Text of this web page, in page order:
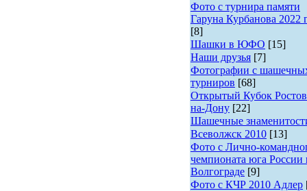
Фото с турнира памяти
Гаруна Курбанова 2022
[8]
Шашки в ЮФО [15]
Наши друзья [7]
Фотографии с
турниров [68]
Открытый Кубок
на-Дону [22]
Шашечные
Всеволжск 2010 [13]
Фото с Лично-
чемпионата юга России
Волгограде [9]
Фото с КЧР 2010 Адлер